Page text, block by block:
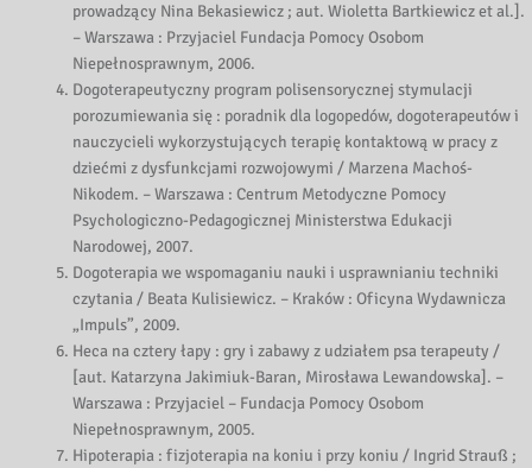
prowadzący Nina Bekasiewicz ; aut. Wioletta Bartkiewicz et al.].
– Warszawa : Przyjaciel Fundacja Pomocy Osobom
Niepełnosprawnym, 2006.
Dogoterapeutyczny program polisensorycznej stymulacji
porozumiewania się : poradnik dla logopedów, dogoterapeutów i
nauczycieli wykorzystujących terapię kontaktową w pracy z
dziećmi z dysfunkcjami rozwojowymi / Marzena Machoś-
Nikodem. – Warszawa : Centrum Metodyczne Pomocy
Psychologiczno-Pedagogicznej Ministerstwa Edukacji
Narodowej, 2007.
Dogoterapia we wspomaganiu nauki i usprawnianiu techniki
czytania / Beata Kulisiewicz. – Kraków : Oficyna Wydawnicza
„Impuls”, 2009.
Heca na cztery łapy : gry i zabawy z udziałem psa terapeuty /
[aut. Katarzyna Jakimiuk-Baran, Mirosława Lewandowska]. –
Warszawa : Przyjaciel – Fundacja Pomocy Osobom
Niepełnosprawnym, 2005.
Hipoterapia : fizjoterapia na koniu i przy koniu / Ingrid Strauß ;